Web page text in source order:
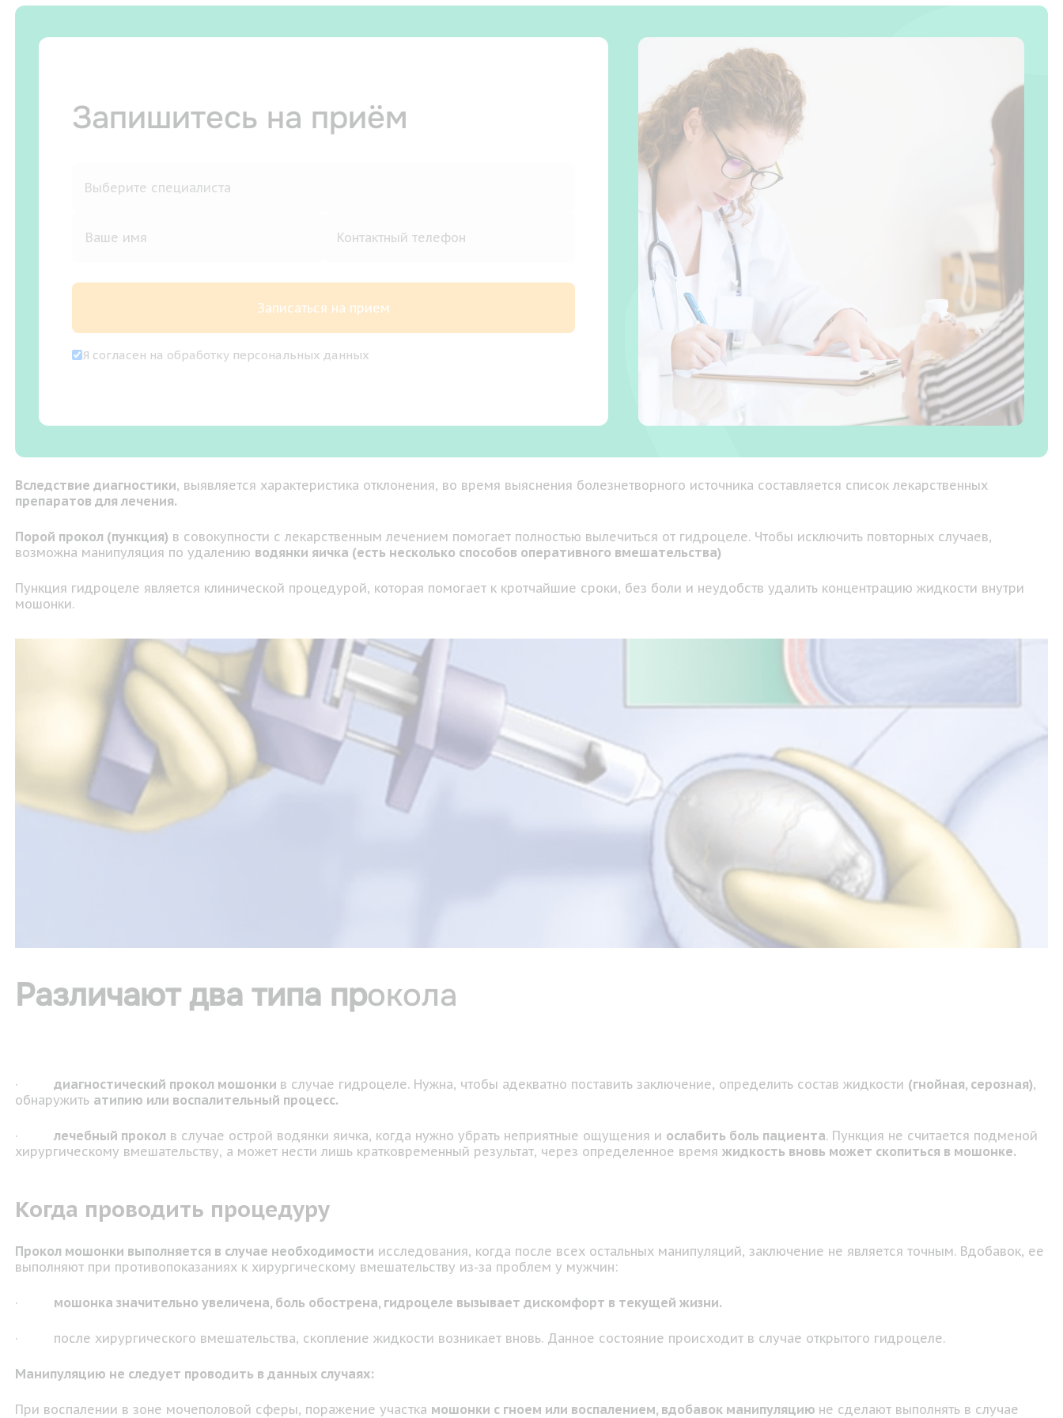
Запишитесь на приём
Записаться на прием
Я согласен на обработку персональных данных
Вследствие диагностики, выявляется характеристика отклонения, во время выяснения болезнетворного источника составляется список лекарственных
препаратов для лечения.
Порой прокол (пункция) в совокупности с лекарственным лечением помогает полностью вылечиться от гидроцеле. Чтобы исключить повторных случаев,
возможна манипуляция по удалению водянки яичка (есть несколько способов оперативного вмешательства)
Пункция гидроцеле является клинической процедурой, которая помогает к кротчайшие сроки, без боли и неудобств удалить концентрацию жидкости внутри
мошонки.
Различают два типа прокола
· диагностический прокол мошонки в случае гидроцеле. Нужна, чтобы адекватно поставить заключение, определить состав жидкости (гнойная, серозная),
обнаружить атипию или воспалительный процесс.
· лечебный прокол в случае острой водянки яичка, когда нужно убрать неприятные ощущения и ослабить боль пациента. Пункция не считается подменой
хирургическому вмешательству, а может нести лишь кратковременный результат, через определенное время жидкость вновь может скопиться в мошонке.
Когда проводить процедуру
Прокол мошонки выполняется в случае необходимости исследования, когда после всех остальных манипуляций, заключение не является точным. Вдобавок, ее
выполняют при противопоказаниях к хирургическому вмешательству из-за проблем у мужчин:
· мошонка значительно увеличена, боль обострена, гидроцеле вызывает дискомфорт в текущей жизни.
· после хирургического вмешательства, скопление жидкости возникает вновь. Данное состояние происходит в случае открытого гидроцеле.
Манипуляцию не следует проводить в данных случаях:
При воспалении в зоне мочеполовой сферы, поражение участка мошонки с гноем или воспалением, вдобавок манипуляцию не сделают выполнять в случае